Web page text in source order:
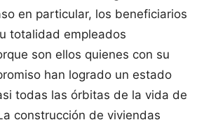
en particular, los beneficiarios
totalidad empleados
son ellos quienes con su
han logrado un estado
todas las órbitas de la vida de
construcción de viviendas